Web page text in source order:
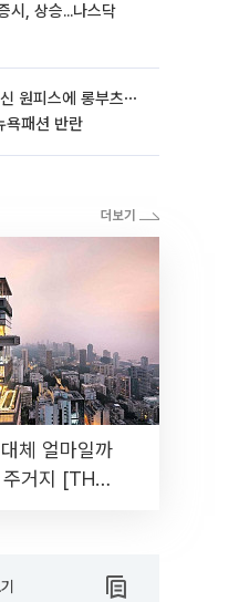
원피스에 롱부츠⋯
욕패션 반란
체 얼마일까
거지 [THE